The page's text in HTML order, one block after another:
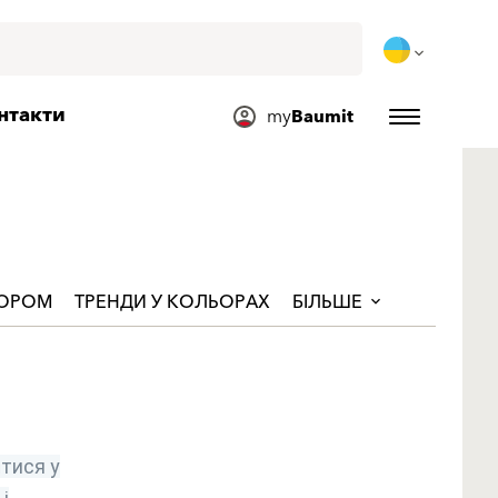
myBaumit
ТРЕНДИ У КОЛЬОРАХ БІЛЬШЕ
у